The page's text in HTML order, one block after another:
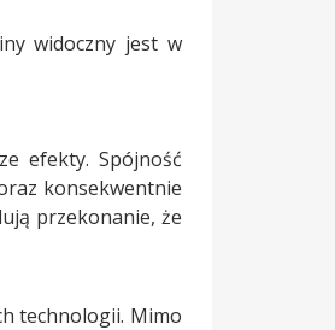
widoczny jest w
efekty. Spójność
konsekwentnie
przekonanie, że
technologii. Mimo